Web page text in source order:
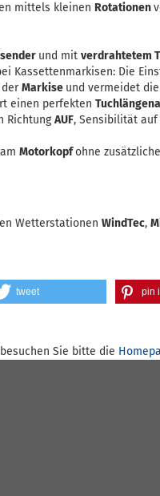
mittels kleinen Rotationen
und mit verdrahtetem
Kassettenmarkisen: Die
derMarkise und vermeidet
einen perfekten
RichtungAUF, Sensibilität auf
Motorkopfohne
Wetterstationen WindTec,
tweet pin
Sie bitte die